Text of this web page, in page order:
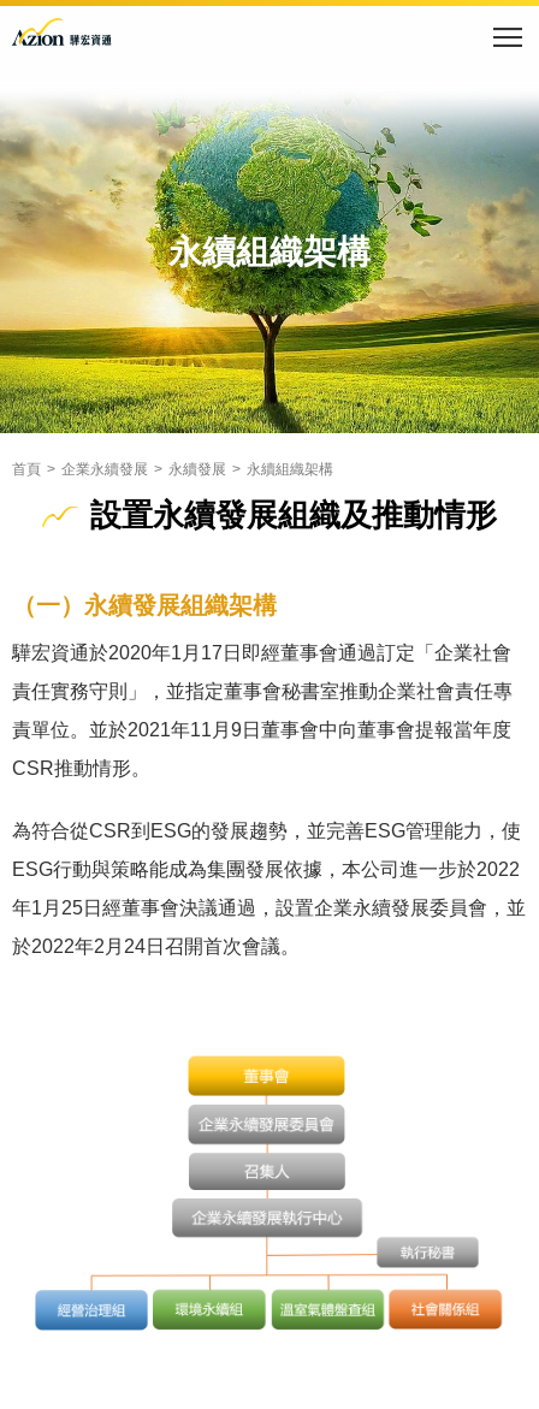
永續組織架構
首頁 企業永續發展 永續發展 永續組織架構
設置永續發展組織及推動情形
（一）永續發展組織架構
驊宏資通於2020年1月17日即經董事會通過訂定「企業社會
責任實務守則」，並指定董事會秘書室推動企業社會責任專
責單位。並於2021年11月9日董事會中向董事會提報當年度
CSR推動情形。
為符合從CSR到ESG的發展趨勢，並完善ESG管理能力，使
ESG行動與策略能成為集團發展依據，本公司進一步於2022
年1月25日經董事會決議通過，設置企業永續發展委員會，並
於2022年2月24日召開首次會議。